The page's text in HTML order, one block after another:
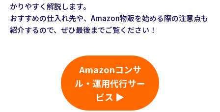
かりやすく解説します。
おすすめの仕入れ先や、Amazon物販を始める際の注意点も
紹介するので、ぜひ最後までご覧ください！
Amazonコンサ
ル・運用代行サー
ビス ▶